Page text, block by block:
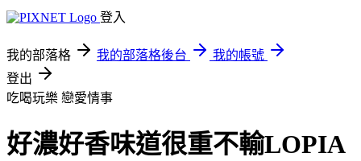
登入
我的部落格 我的部落格後台
我的帳號
登出
吃喝玩樂 戀愛情事
好濃好香味道很重不輸LOPIA